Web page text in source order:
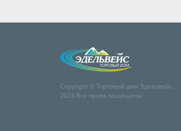
Copyright © Торговый дом Эдельвейс
2023 Все права защищены